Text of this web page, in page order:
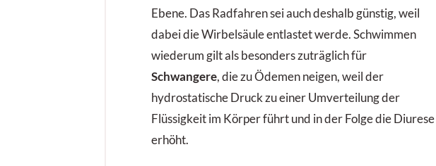
Ebene. Das Radfahren sei auch deshalb günstig, weil
dabei die Wirbelsäule entlastet werde. Schwimmen
wiederum gilt als besonders zuträglich für
Schwangere, die zu Ödemen neigen, weil der
hydrostatische Druck zu einer Umverteilung der
Flüssigkeit im Körper führt und in der Folge die Diurese
erhöht.